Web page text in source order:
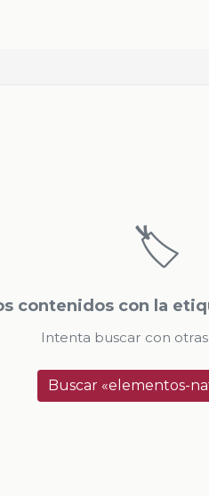
🏷️
contenidos con la
Intenta buscar con
Buscar «elementos-